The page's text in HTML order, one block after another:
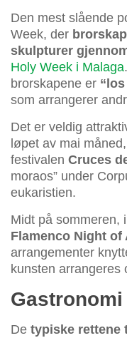
Den mest slående
Week, der
skulpturer
Holy Week i Malaga
brorskapene er
som arrangerer
Det er veldig
løpet av mai
festivalen Cruces
moraos” under
eukaristien.
Midt på sommeren,
Flamenco Night of
arrangementer
kunsten arrangeres
Gastronomi
De typiske rettene